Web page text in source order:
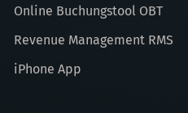
Online Buchungstool OBT
Revenue Management RMS
iPhone App